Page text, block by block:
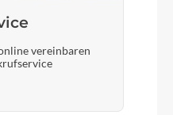
vereinbaren